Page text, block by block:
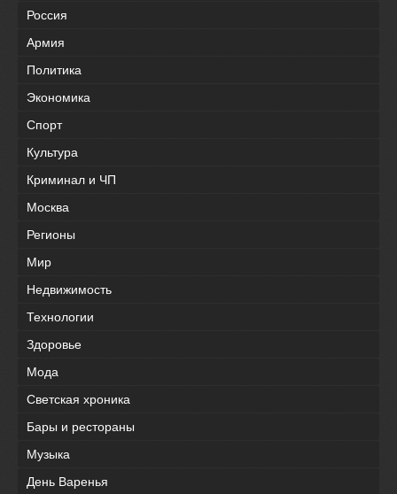
Россия
Армия
Политика
Экономика
Спорт
Культура
Криминал и ЧП
Москва
Регионы
Мир
Недвижимость
Технологии
Здоровье
Мода
Светская хроника
Бары и рестораны
Музыка
День Варенья